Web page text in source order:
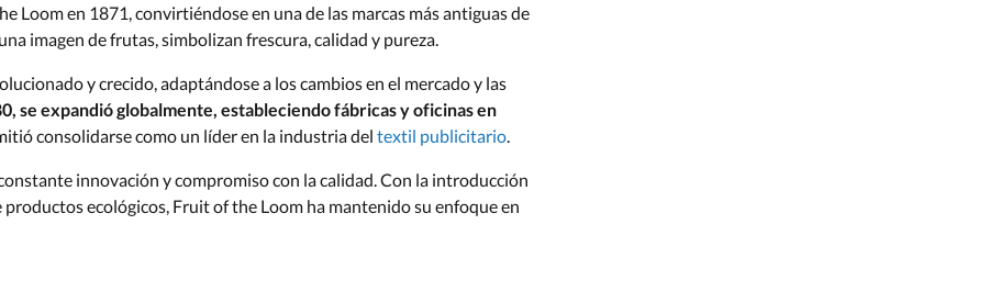
Loom en 1871, convirtiéndose en una de las marcas más antiguas de
imagen de frutas, simbolizan frescura, calidad y pureza.
y crecido, adaptándose a los cambios en el mercado y las
se expandió globalmente, estableciendo fábricas y oficinas en
consolidarse como un líder en la industria del textil publicitario.
innovación y compromiso con la calidad. Con la introducción
ecológicos, Fruit of the Loom ha mantenido su enfoque en